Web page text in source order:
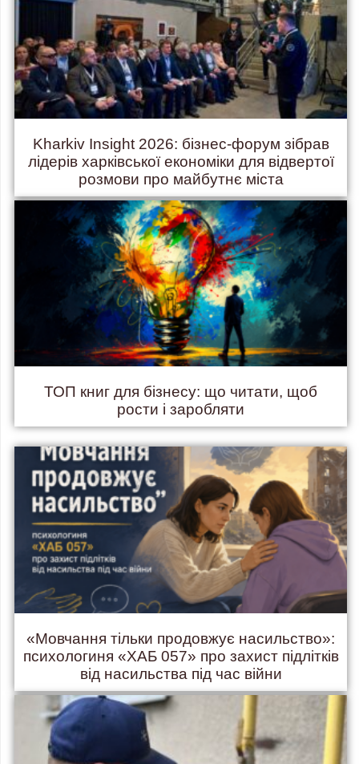
Kharkiv Insight 2026: бізнес-форум зібрав
лідерів харківської економіки для відвертої
розмови про майбутнє міста
ТОП книг для бізнесу: що читати, щоб
рости і заробляти
«Мовчання тільки продовжує насильство»:
психологиня «ХАБ 057» про захист підлітків
від насильства під час війни